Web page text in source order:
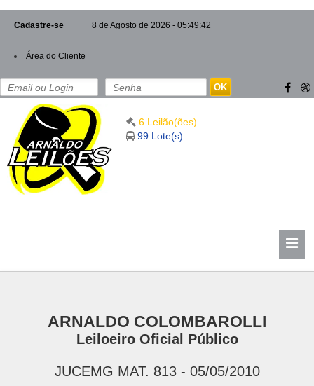
Cadastre-se 8 de Agosto de 2026 - 05:49:43
Área do Cliente
OK
6 Leilão(ões)
99 Lote(s)
ARNALDO COLOMBAROLLI
Leiloeiro Oficial Público
JUCEMG MAT. 813 - 05/05/2010